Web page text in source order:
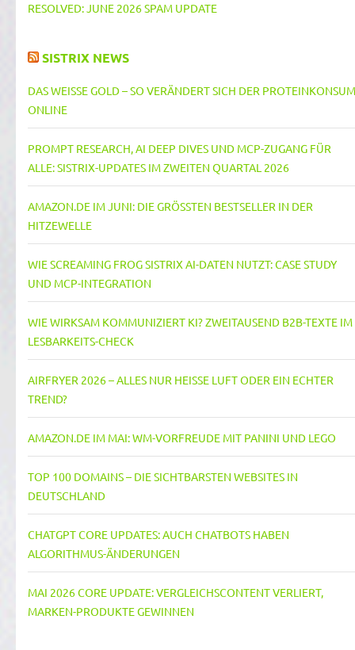
RESOLVED: JUNE 2026 SPAM UPDATE
SISTRIX NEWS
DAS WEISSE GOLD – SO VERÄNDERT SICH DER PROTEINKONSUM O
NLINE
PROMPT RESEARCH, AI DEEP DIVES UND MCP-ZUGANG FÜR
ALLE: SISTRIX-UPDATES IM ZWEITEN QUARTAL 2026
AMAZON.DE IM JUNI: DIE GRÖSSTEN BESTSELLER IN DER H
ITZEWELLE
WIE SCREAMING FROG SISTRIX AI-DATEN NUTZT: CASE STUDY
UND MCP-INTEGRATION
WIE WIRKSAM KOMMUNIZIERT KI? ZWEITAUSEND B2B-TEXTE IM
LESBARKEITS-CHECK
AIRFRYER 2026 – ALLES NUR HEISSE LUFT ODER EIN ECHTER T
REND?
AMAZON.DE IM MAI: WM-VORFREUDE MIT PANINI UND LEGO
TOP 100 DOMAINS – DIE SICHTBARSTEN WEBSITES IN
DEUTSCHLAND
CHATGPT CORE UPDATES: AUCH CHATBOTS HABEN
ALGORITHMUS-ÄNDERUNGEN
MAI 2026 CORE UPDATE: VERGLEICHSCONTENT VERLIERT,
MARKEN-PRODUKTE GEWINNEN